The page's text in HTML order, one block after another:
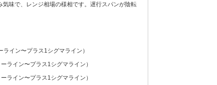
味で、レンジ相場の様相です。遅行スパンが陰転
イン〜プラス1シグマライン）
ライン〜プラス1シグマライン）
ライン〜プラス1シグマライン）